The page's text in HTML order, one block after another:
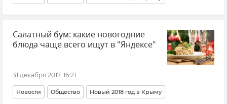
Салатный бум: какие новогодние
блюда чаще всего ищут в "Яндексе"
31 декабря 2017, 16:21
Новости Общество Новый 2018 год в Крыму